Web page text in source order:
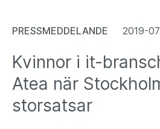
PRESSMEDDELANDE 2019-
Kvinnor i it-
Atea när
storsatsar